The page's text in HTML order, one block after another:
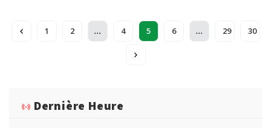
1 2 ... 4 5 6 ... 29 30
Dernière Heure